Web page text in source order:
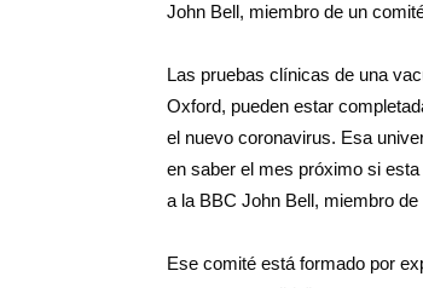
John Bell, miembro de un
Las pruebas clínicas de una
Oxford, pueden estar
el nuevo coronavirus. Esa
en saber el mes próximo si
a la BBC John Bell, miembro
Ese comité está formado por